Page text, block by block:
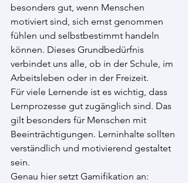
besonders gut, wenn Menschen
motiviert sind, sich ernst genommen
fühlen und selbstbestimmt handeln
können. Dieses Grundbedürfnis
verbindet uns alle, ob in der Schule, im
Arbeitsleben oder in der Freizeit.
Für viele Lernende ist es wichtig, dass
Lernprozesse gut zugänglich sind. Das
gilt besonders für Menschen mit
Beeinträchtigungen. Lerninhalte sollten
verständlich und motivierend gestaltet
sein.
Genau hier setzt Gamifikation an: